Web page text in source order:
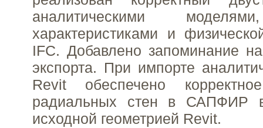
аналитическими
характеристиками и
IFC. Добавлено запоминание
экспорта. При импорте
Revit обеспечено
радиальных стен в САПФИР в
исходной геометрией Revit.